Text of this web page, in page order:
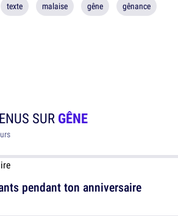
texte malaise gêne gênance
SURGÊNE
pendant ton anniversaire